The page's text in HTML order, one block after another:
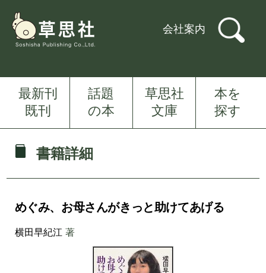
会社案内
最新刊
既刊
話題
の本
草思社
文庫
本を
探す
書籍詳細
めぐみ、お母さんがきっと助けてあげる
横田早紀江著